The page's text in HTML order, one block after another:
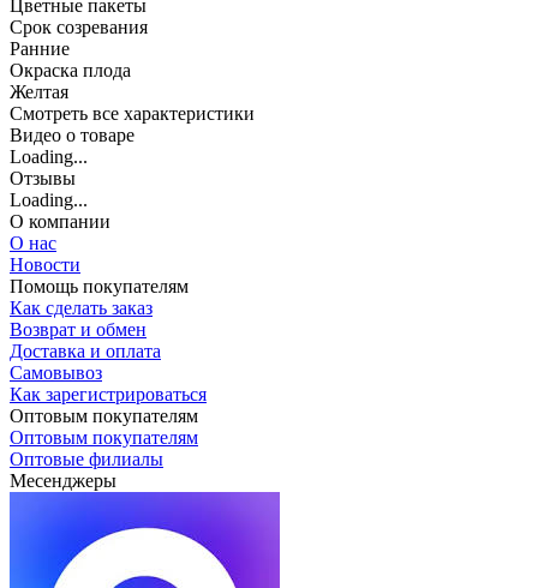
Цветные пакеты
Срок созревания
Ранние
Окраска плода
Желтая
Cмотреть все характеристики
Видео о товаре
Loading...
Отзывы
Loading...
О компании
О нас
Новости
Помощь покупателям
Как сделать заказ
Возврат и обмен
Доставка и оплата
Самовывоз
Как зарегистрироваться
Оптовым покупателям
Оптовым покупателям
Оптовые филиалы
Месенджеры